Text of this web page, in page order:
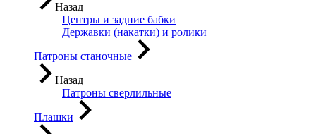
Назад
Центры и задние бабки
Державки (накатки) и ролики
Патроны станочные
Назад
Патроны сверлильные
Плашки